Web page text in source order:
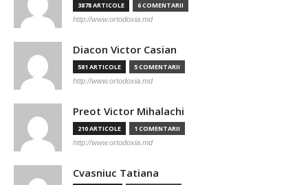
3878 ARTICOLE 6 COMENTARII
http://www.ortodoxia.md
Diacon Victor Casian
581 ARTICOLE 5 COMENTARII
http://www.ortodoxia.md
Preot Victor Mihalachi
210 ARTICOLE 1 COMENTARII
http://www.ortodoxia.md
Cvasniuc Tatiana